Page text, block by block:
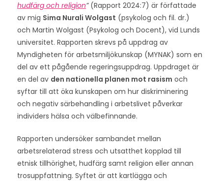
hudfärg och religion”(Rapport 2024:7) är författade
av mig Sima Nurali Wolgast (psykolog och fil. dr.)
och Martin Wolgast (Psykolog och Docent), vid Lunds
universitet. Rapporten skrevs på uppdrag av
Myndigheten för arbetsmiljökunskap (MYNAK) som en
del av ett pågående regeringsuppdrag. Uppdraget är
en del av den nationella planen mot rasism och
syftar till att öka kunskapen om hur diskriminering
och negativ särbehandling i arbetslivet påverkar
individers hälsa och välbefinnande.
Rapporten undersöker sambandet mellan
arbetsrelaterad stress och utsatthet kopplad till
etnisk tillhörighet, hudfärg samt religion eller annan
trosuppfattning. Syftet är att kartlägga och